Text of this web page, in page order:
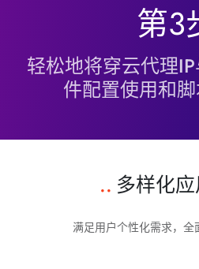
第3
轻松地将穿云代理
件配置使用和
.. 多样化
满足用户个性化需求，全